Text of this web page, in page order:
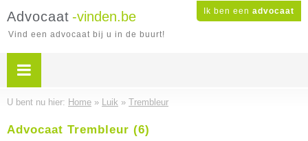
Ik ben een advocaat
Advocaat -vinden.be
Vind een advocaat bij u in de buurt!
U bent nu hier: Home » Luik » Trembleur
Advocaat Trembleur (6)